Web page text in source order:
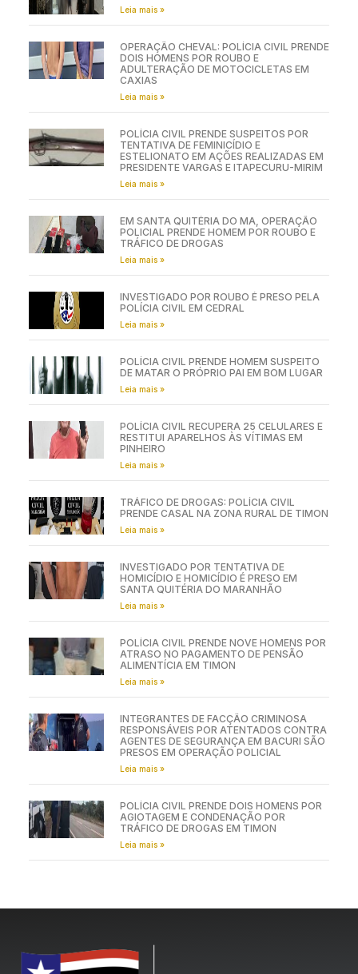
Leia mais »
OPERAÇÃO CHEVAL: POLÍCIA CIVIL PRENDE
DOIS HOMENS POR ROUBO E
ADULTERAÇÃO DE MOTOCICLETAS EM
CAXIAS
Leia mais »
POLÍCIA CIVIL PRENDE SUSPEITOS POR
TENTATIVA DE FEMINICÍDIO E
ESTELIONATO EM AÇÕES REALIZADAS EM
PRESIDENTE VARGAS E ITAPECURU-MIRIM
Leia mais »
EM SANTA QUITÉRIA DO MA, OPERAÇÃO
POLICIAL PRENDE HOMEM POR ROUBO E
TRÁFICO DE DROGAS
Leia mais »
INVESTIGADO POR ROUBO É PRESO PELA
POLÍCIA CIVIL EM CEDRAL
Leia mais »
POLÍCIA CIVIL PRENDE HOMEM SUSPEITO
DE MATAR O PRÓPRIO PAI EM BOM LUGAR
Leia mais »
POLÍCIA CIVIL RECUPERA 25 CELULARES E
RESTITUI APARELHOS ÀS VÍTIMAS EM
PINHEIRO
Leia mais »
TRÁFICO DE DROGAS: POLÍCIA CIVIL
PRENDE CASAL NA ZONA RURAL DE TIMON
Leia mais »
INVESTIGADO POR TENTATIVA DE
HOMICÍDIO E HOMICÍDIO É PRESO EM
SANTA QUITÉRIA DO MARANHÃO
Leia mais »
POLÍCIA CIVIL PRENDE NOVE HOMENS POR
ATRASO NO PAGAMENTO DE PENSÃO
ALIMENTÍCIA EM TIMON
Leia mais »
INTEGRANTES DE FACÇÃO CRIMINOSA
RESPONSÁVEIS POR ATENTADOS CONTRA
AGENTES DE SEGURANÇA EM BACURI SÃO
PRESOS EM OPERAÇÃO POLICIAL
Leia mais »
POLÍCIA CIVIL PRENDE DOIS HOMENS POR
AGIOTAGEM E CONDENAÇÃO POR
TRÁFICO DE DROGAS EM TIMON
Leia mais »